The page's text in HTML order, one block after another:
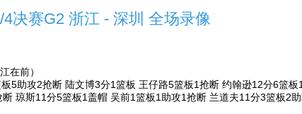
决赛G2 浙江 - 深圳 全场录像
在前）
5助攻2抢断 陆文博3分1篮板 王仔路5篮板1抢断 约翰逊12分6篮板
琼斯11分5篮板1盖帽 吴前1篮板1助攻1抢断 兰道夫11分3篮板2